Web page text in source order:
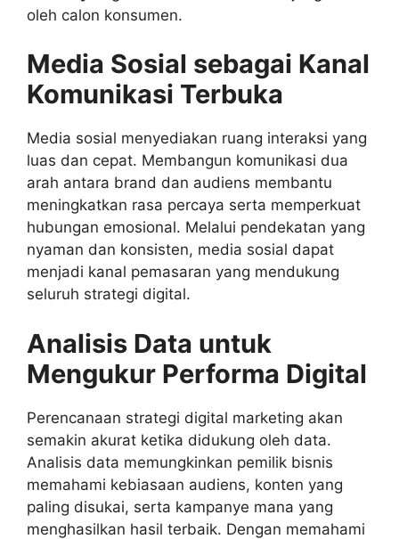
oleh calon konsumen.
Media Sosial sebagai Kanal
Komunikasi Terbuka
Media sosial menyediakan ruang interaksi yang
luas dan cepat. Membangun komunikasi dua
arah antara brand dan audiens membantu
meningkatkan rasa percaya serta memperkuat
hubungan emosional. Melalui pendekatan yang
nyaman dan konsisten, media sosial dapat
menjadi kanal pemasaran yang mendukung
seluruh strategi digital.
Analisis Data untuk
Mengukur Performa Digital
Perencanaan strategi digital marketing akan
semakin akurat ketika didukung oleh data.
Analisis data memungkinkan pemilik bisnis
memahami kebiasaan audiens, konten yang
paling disukai, serta kampanye mana yang
menghasilkan hasil terbaik. Dengan memahami